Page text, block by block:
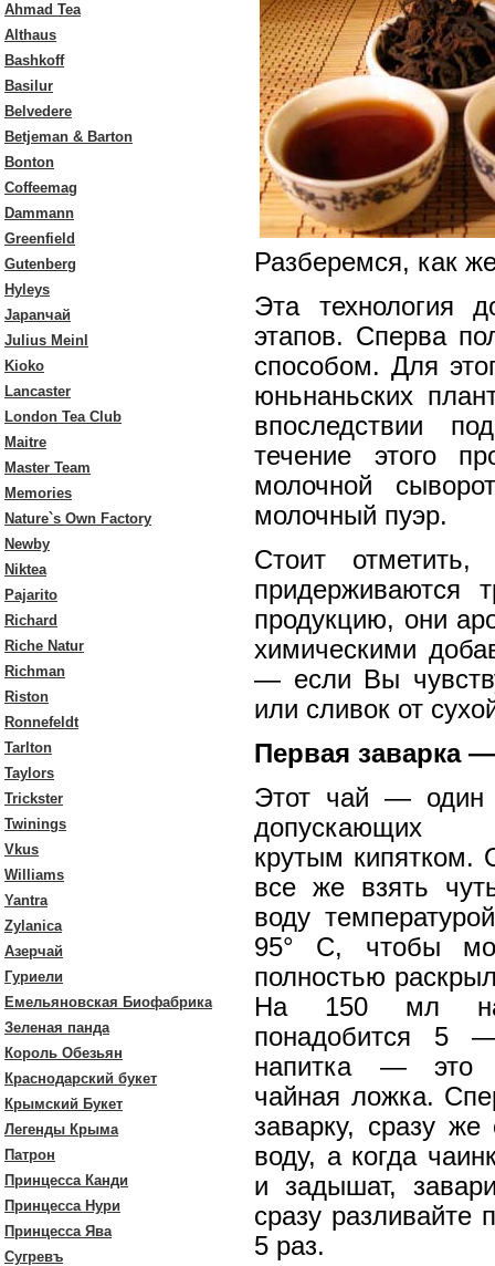
Ahmad Tea
Althaus
Bashkoff
Basilur
Belvedere
Betjeman & Barton
Bonton
Coffeemag
Dammann
Greenfield
Gutenberg
Hyleys
Japanчай
Julius Meinl
Kioko
Lancaster
London Tea Club
Maitre
Master Team
Memories
Nature`s Own Factory
Newby
Niktea
Pajarito
Richard
Riche Natur
Richman
Riston
Ronnefeldt
Tarlton
Taylors
Trickster
Twinings
Vkus
Williams
Yantra
Zylanica
Азерчай
Гуриели
Емельяновская Биофабрика
Зеленая панда
Король Обезьян
Краснодарский букет
Крымский Букет
Легенды Крыма
Патрон
Принцесса Канди
Принцесса Нури
Принцесса Ява
Сугревъ
Разберемся, как
Эта технология
этапов. Сперва
способом. Для
юньнаньских
впоследствии
течение этого
молочной
молочный пуэр.
Стоит
придерживаются
продукцию, они
химическими
— если Вы
или сливок от
Первая заварка
Этот чай — один
допускающих
крутым кипятком.
все же взять
воду
95° С, чтобы
полностью
На 150 мл
понадобится 5
напитка — это
чайная ложка.
заварку, сразу же
воду, а когда
и задышат,
сразу разливайте
5 раз.